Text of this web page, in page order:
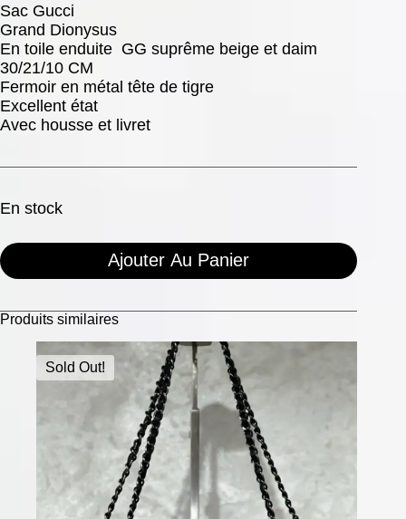
Sac Gucci
Grand Dionysus
En toile enduite GG suprême beige et daim
30/21/10 CM
Fermoir en métal tête de tigre
Excellent état
Avec housse et livret
En stock
Ajouter Au Panier
Produits similaires
Sold Out!